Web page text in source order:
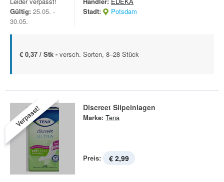
Gültig: 25.05. -
30.05.
Stadt:
Potsdam
€ 0,37 / Stk - versch. Sorten, 8–28 Stück
Verpasst! Discreet Slipeinlagen
Marke: Tena
Preis: € 2,99